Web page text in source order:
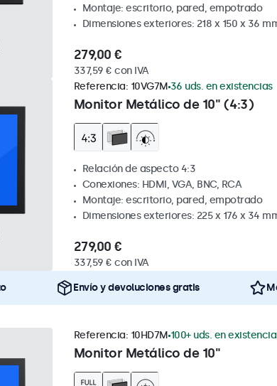
Montaje: escritorio, pared, empotrado
Dimensiones exteriores: 218 x 150 x 36
279,00 €
337,59 € con IVA
Monitor Metálico de 10" (4:3)
Referencia: 10VG7M 36 uds. en existencias
Relación de aspecto 4:3
Conexiones: HDMI, VGA, BNC, RCA
Montaje: escritorio, pared, empotrado
Dimensiones exteriores: 225 x 176 x 34
279,00 €
337,59 € con IVA
Envío y devoluciones gratis
Monitor Metálico de 10"
Referencia: 10HD7M 100+ uds. en